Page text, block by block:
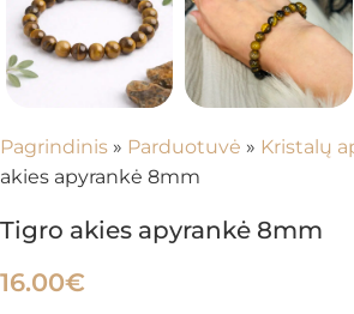
Pagrindinis » Parduotuvė » Kristalų
akies apyrankė 8mm
Tigro akies apyrankė 8mm
16.00€